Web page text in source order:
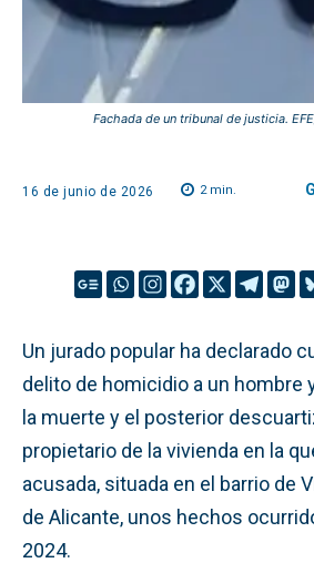
Fachada de un tribunal de justicia.
16 de junio de 2026 2min.
Un jurado popular ha declarado
delito de homicidio a un hombre
la muerte y el posterior
propietario de la vivienda en la
acusada, situada en el barrio de
de Alicante, unos hechos
2024.